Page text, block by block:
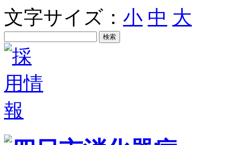
文字サイズ： 小 中 大